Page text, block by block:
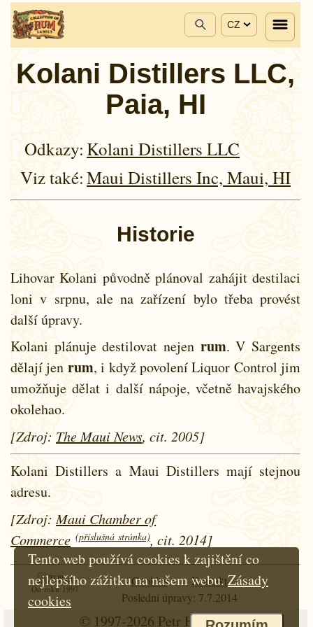
CZ
Kolani Distillers LLC,
Paia, HI
Odkazy: Kolani Distillers LLC
Viz také:Maui Distillers Inc, Maui, HI
Historie
Lihovar Kolani původně plánoval zahájit destilaci
loni v srpnu, ale na zařízení bylo třeba provést
další úpravy.
Kolani plánuje destilovat nejen rum. V Sargents
dělají jen rum, i když povolení Liquor Control jim
umožňuje dělat i další nápoje, včetně havajského
okolehao.
[Zdroj: The Maui News, cit. 2005]
Kolani Distillers a Maui Distillers mají stejnou
adresu.
[Zdroj: Maui Chamber of
Commerce (příslušná stránka), cit. 2014]
Od roku 1997
Cookies
Kontakt
Poslední úpravy: 7.7.2014
© 1997-2026 Petr Hloušek
Tento web používá cookies k zajištění co
nejlepšího zážitku na našem webu.Zásady
cookies